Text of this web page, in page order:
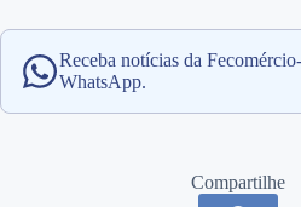
Receba notícias da
WhatsApp.
Compartilhe